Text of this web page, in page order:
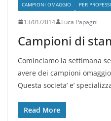
CAMPIONI OMAGGIO PER
13/01/2014 Luca Papagni
Campioni di
Cominciamo la settimana
avere dei campioni
Questa societa’ e’
Read More